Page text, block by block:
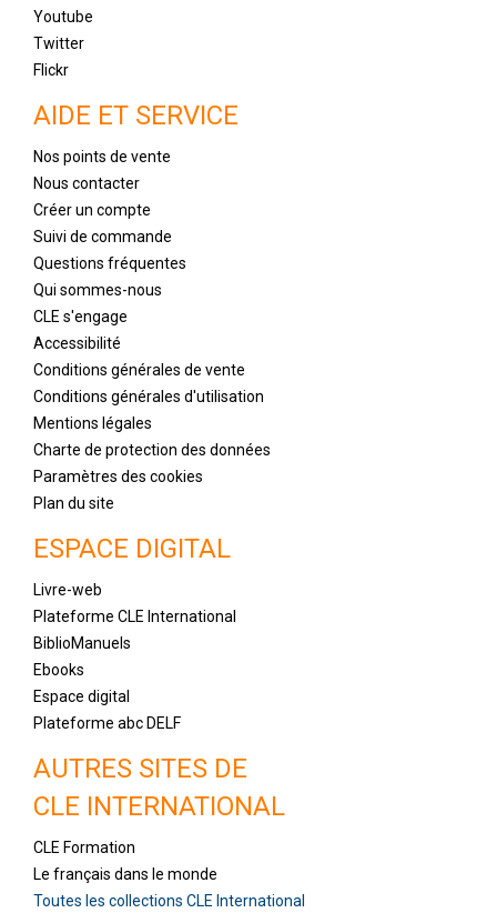
Youtube
Twitter
Flickr
AIDE ET SERVICE
Nos points de vente
Nous contacter
Créer un compte
Suivi de commande
Questions fréquentes
Qui sommes-nous
CLE s'engage
Accessibilité
Conditions générales de vente
Conditions générales d'utilisation
Mentions légales
Charte de protection des données
Paramètres des cookies
Plan du site
ESPACE DIGITAL
Livre-web
Plateforme CLE International
BiblioManuels
Ebooks
Espace digital
Plateforme abc DELF
AUTRES SITES DE
CLE INTERNATIONAL
CLE Formation
Le français dans le monde
Toutes les collections CLE International